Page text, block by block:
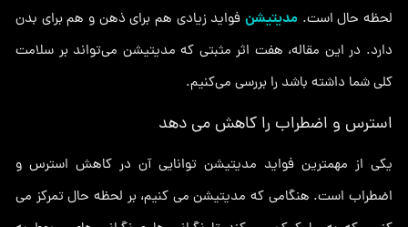
لحظه حال است. مدیتیشن فواید زیادی هم برای ذهن و هم برای بدن
دارد. در این مقاله، هفت اثر مثبتی که مدیتیشن می‌تواند بر سلامت
کلی شما داشته باشد را بررسی می‌کنیم.
استرس و اضطراب را کاهش می دهد
یکی از مهمترین فواید مدیتیشن توانایی آن در کاهش استرس و
اضطراب است. هنگامی که مدیتیشن می کنیم، بر لحظه حال تمرکز می